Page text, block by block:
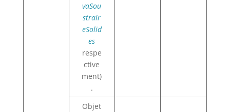
vaSou
strair
eSolid
es
respe
ctive
ment)
.
Objet